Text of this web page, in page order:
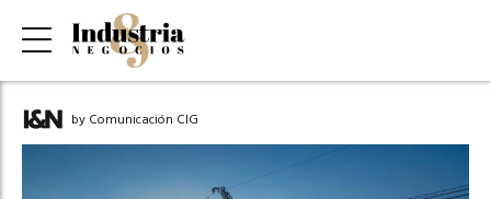
by Comunicación CIG